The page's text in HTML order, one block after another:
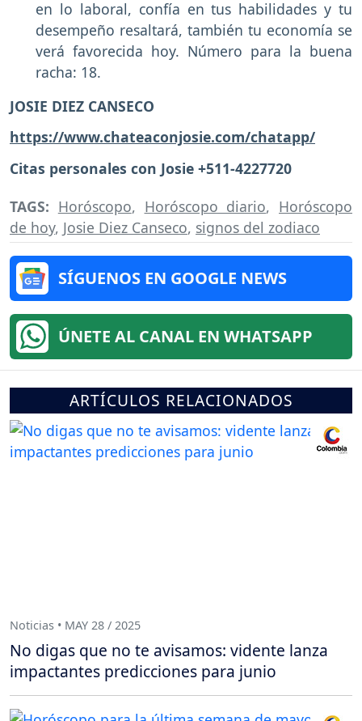
en lo laboral, confía en tus habilidades y tu
desempeño resaltará, también tu economía se
verá favorecida hoy. Número para la buena
racha: 18.
JOSIE DIEZ CANSECO
https://www.chateaconjosie.com/chatapp/
Citas personales con Josie +511-4227720
TAGS: Horóscopo, Horóscopo diario, Horóscopo
de hoy, Josie Diez Canseco, signos del zodiaco
SÍGUENOS EN GOOGLE NEWS
ÚNETE AL CANAL EN WHATSAPP
ARTÍCULOS RELACIONADOS
Noticias • MAY 28 / 2025
No digas que no te avisamos: vidente lanza
impactantes predicciones para junio